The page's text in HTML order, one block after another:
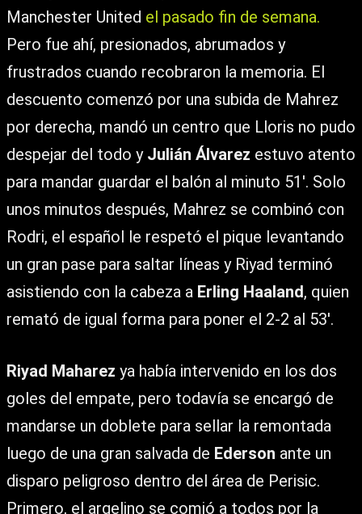
Manchester United el pasado fin de semana.
Pero fue ahí, presionados, abrumados y
frustrados cuando recobraron la memoria. El
descuento comenzó por una subida de Mahrez
por derecha, mandó un centro que Lloris no pudo
despejar del todo y Julián Álvarez estuvo atento
para mandar guardar el balón al minuto 51′. Solo
unos minutos después, Mahrez se combinó con
Rodri, el español le respetó el pique levantando
un gran pase para saltar líneas y Riyad terminó
asistiendo con la cabeza a Erling Haaland, quien
remató de igual forma para poner el 2-2 al 53′.
Riyad Maharez ya había intervenido en los dos
goles del empate, pero todavía se encargó de
mandarse un doblete para sellar la remontada
luego de una gran salvada de Ederson ante un
disparo peligroso dentro del área de Perisic.
Primero, el argelino se comió a todos por la